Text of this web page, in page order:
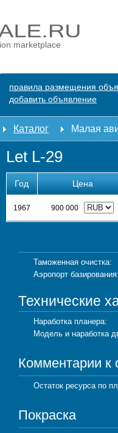
marketplace
правила размещения
добавить объявление
Каталог Малая
Let L-29
Год Цена
1967 900 000
Таможенная очистка:
Аэропорт
Технические
Наработка планера:
Модель и наработка
Комментарии к
Остаток ресурса по
Покраска